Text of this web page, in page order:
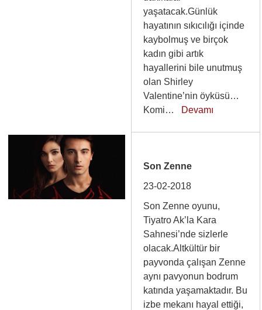
yaşatacak.Günlük
hayatının sıkıcılığı içinde
kaybolmuş ve birçok
kadın gibi artık
hayallerini bile unutmuş
olan Shirley
Valentine’nin öyküsü…
Komi… Devamı
Son Zenne
23-02-2018
Son Zenne oyunu,
Tiyatro Ak’la Kara
Sahnesi’nde sizlerle
olacak.Altkültür bir
payvonda çalışan Zenne
aynı pavyonun bodrum
katında yaşamaktadır. Bu
izbe mekanı hayal ettiği,